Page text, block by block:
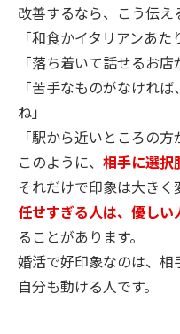
改善するなら、こう伝え
「和食かイタリアンあた
「落ち着いて話せるお店
「苦手なものがなけれ
ね」
「駅から近いところの
このように、 相手に選択
それだけで印象は大きく
任せすぎる人は、優し
ることがあります。
婚活で好印象なのは、相
自分も動ける人です。